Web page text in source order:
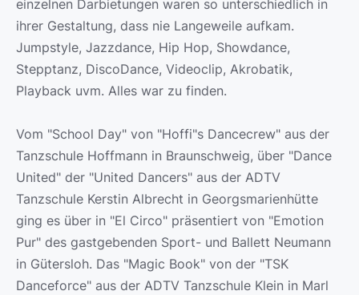
einzelnen Darbietungen waren so unterschiedlich in
ihrer Gestaltung, dass nie Langeweile aufkam.
Jumpstyle, Jazzdance, Hip Hop, Showdance,
Stepptanz, DiscoDance, Videoclip, Akrobatik,
Playback uvm. Alles war zu finden.
Vom "School Day" von "Hoffi"s Dancecrew" aus der
Tanzschule Hoffmann in Braunschweig, über "Dance
United" der "United Dancers" aus der ADTV
Tanzschule Kerstin Albrecht in Georgsmarienhütte
ging es über in "El Circo" präsentiert von "Emotion
Pur" des gastgebenden Sport- und Ballett Neumann
in Gütersloh. Das "Magic Book" von der "TSK
Danceforce" aus der ADTV Tanzschule Klein in Marl